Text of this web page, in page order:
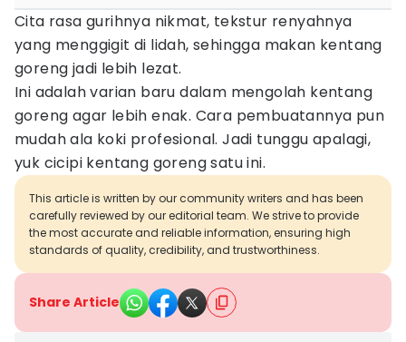
Cita rasa gurihnya nikmat, tekstur renyahnya
yang menggigit di lidah, sehingga makan kentang
goreng jadi lebih lezat.
Ini adalah varian baru dalam mengolah kentang
goreng agar lebih enak. Cara pembuatannya pun
mudah ala koki profesional. Jadi tunggu apalagi,
yuk cicipi kentang goreng satu ini.
This article is written by our community writers and has been
carefully reviewed by our editorial team. We strive to provide
the most accurate and reliable information, ensuring high
standards of quality, credibility, and trustworthiness.
Share Article